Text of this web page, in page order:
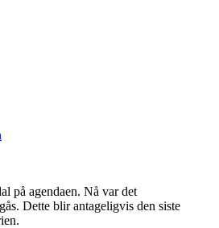
på agendaen. Nå var det
Dette blir antageligvis den siste